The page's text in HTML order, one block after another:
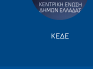
ΚΕΔΕ